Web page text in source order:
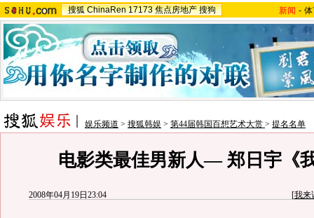
搜狐 ChinaRen 17173 焦点房地产 搜狗 新闻 -
娱乐频道 > 搜狐韩娱 > 第44届韩国百想艺术大赏 > 提名名单
电影类最佳男新人— 郑日宇《
2008年04月19日23:04 [我来